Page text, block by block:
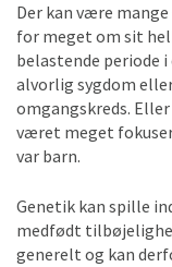
Der kan være
for meget om sit
belastende periode
alvorlig sygdom
omgangskreds.
været meget
var barn.
Genetik kan spille
medfødt
generelt og kan